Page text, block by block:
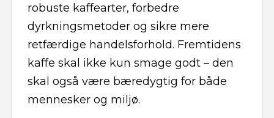
robuste kaffearter, forbedre
dyrkningsmetoder og sikre mere
retfærdige handelsforhold. Fremtidens
kaffe skal ikke kun smage godt – den
skal også være bæredygtig for både
mennesker og miljø.